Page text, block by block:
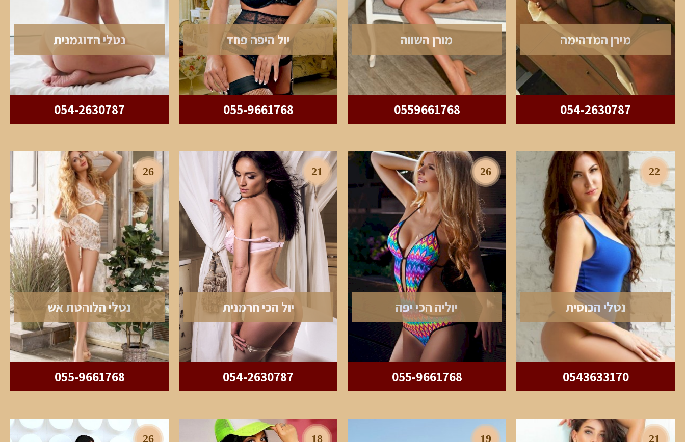
מירן המדהימה
054-2630787
מורן השווה
0559661768
יול היפה פחד
055-9661768
נטלי הדוגמנית
054-2630787
22
נטלי הכוסית
0543633170
26
יוליה הכי יפה
055-9661768
21
יול הכי חרמנית
054-2630787
26
נטלי הלוהטת אש
055-9661768
21
19
18
26